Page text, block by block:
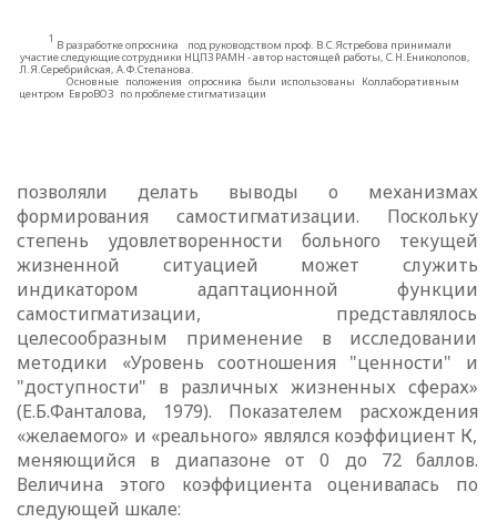
1 В разработке опросника под руководством проф. В.С.Ястребова принимали
участие следующие сотрудники НЦПЗ РАМН - автор настоящей работы, С.Н.Ениколопов,
Л.Я.Серебрийская, А.Ф.Степанова.
Основные положения опросника были использованы Коллаборативным
центром ЕвроВОЗ по проблеме стигматизации
позволяли делать выводы о механизмах
формирования самостигматизации. Поскольку
степень удовлетворенности больного текущей
жизненной ситуацией может служить
индикатором адаптационной функции
самостигматизации, представлялось
целесообразным применение в исследовании
методики «Уровень соотношения "ценности" и
"доступности" в различных жизненных сферах»
(Е.Б.Фанталова, 1979). Показателем расхождения
«желаемого» и «реального» являлся коэффициент К,
меняющийся в диапазоне от 0 до 72баллов.
Величина этого коэффициента оценивалась по
следующей шкале: